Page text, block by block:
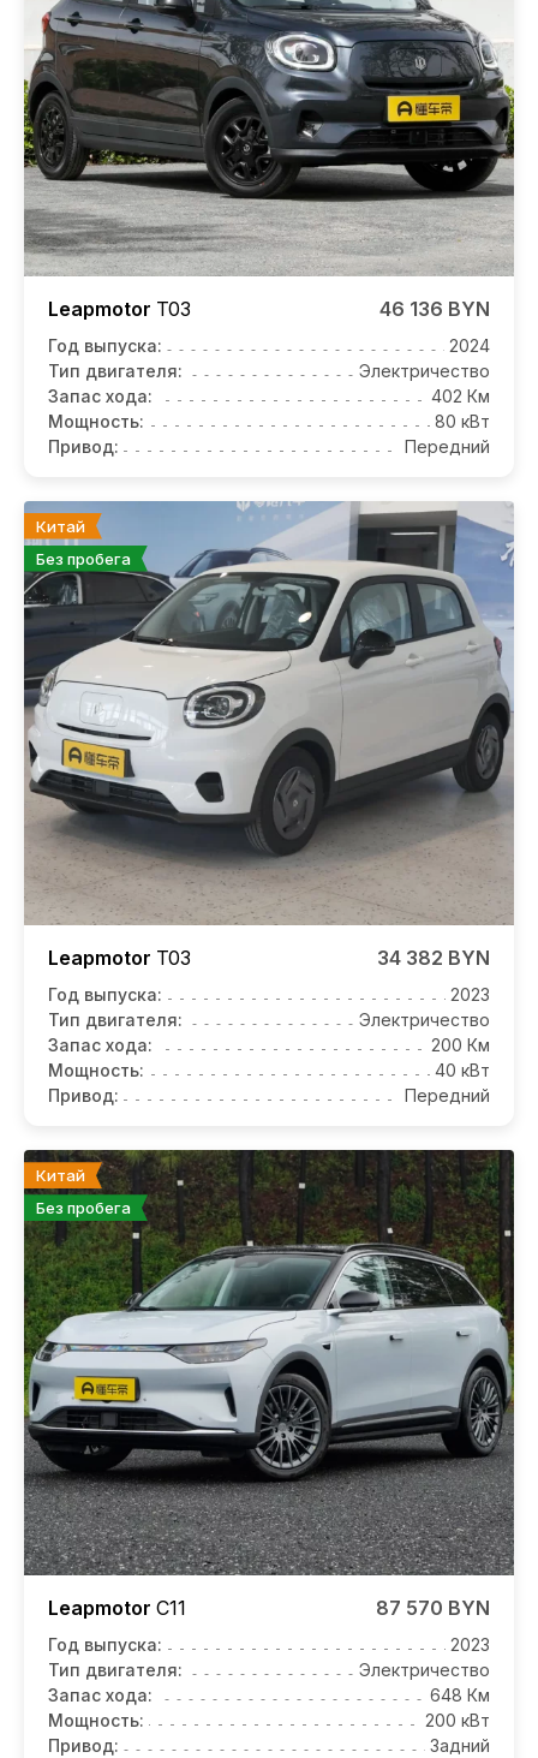
Leapmotor T03 46 136 BYN
Год выпуска:
2024
Тип двигателя:
Электричество
Запас хода:
402 Км
Мощность:
80 кВт
Привод:
Передний
Китай
Без пробега
Leapmotor T03 34 382 BYN
Год выпуска:
2023
Тип двигателя:
Электричество
Запас хода:
200 Км
Мощность:
40 кВт
Привод:
Передний
Китай
Без пробега
Leapmotor C11 87 570 BYN
Год выпуска:
2023
Тип двигателя:
Электричество
Запас хода:
648 Км
Мощность:
200 кВт
Привод:
Задний